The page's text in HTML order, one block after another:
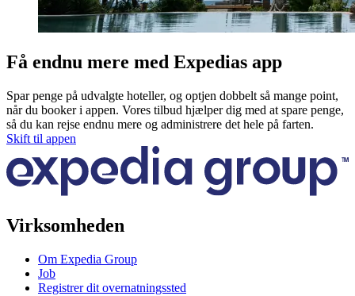
Få endnu mere med Expedias app
Spar penge på udvalgte hoteller, og optjen dobbelt så mange point,
når du booker i appen. Vores tilbud hjælper dig med at spare penge,
så du kan rejse endnu mere og administrere det hele på farten.
Skift til appen
Virksomheden
Om Expedia Group
Job
Registrer dit overnatningssted